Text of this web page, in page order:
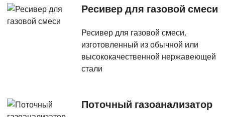
Ресивер для газовой смеси
Ресивер для газовой смеси,
изготовленный из обычной или
высококачественной нержавеющей
стали
Поточный газоанализатор